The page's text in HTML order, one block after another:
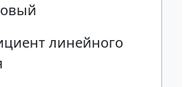
линейного